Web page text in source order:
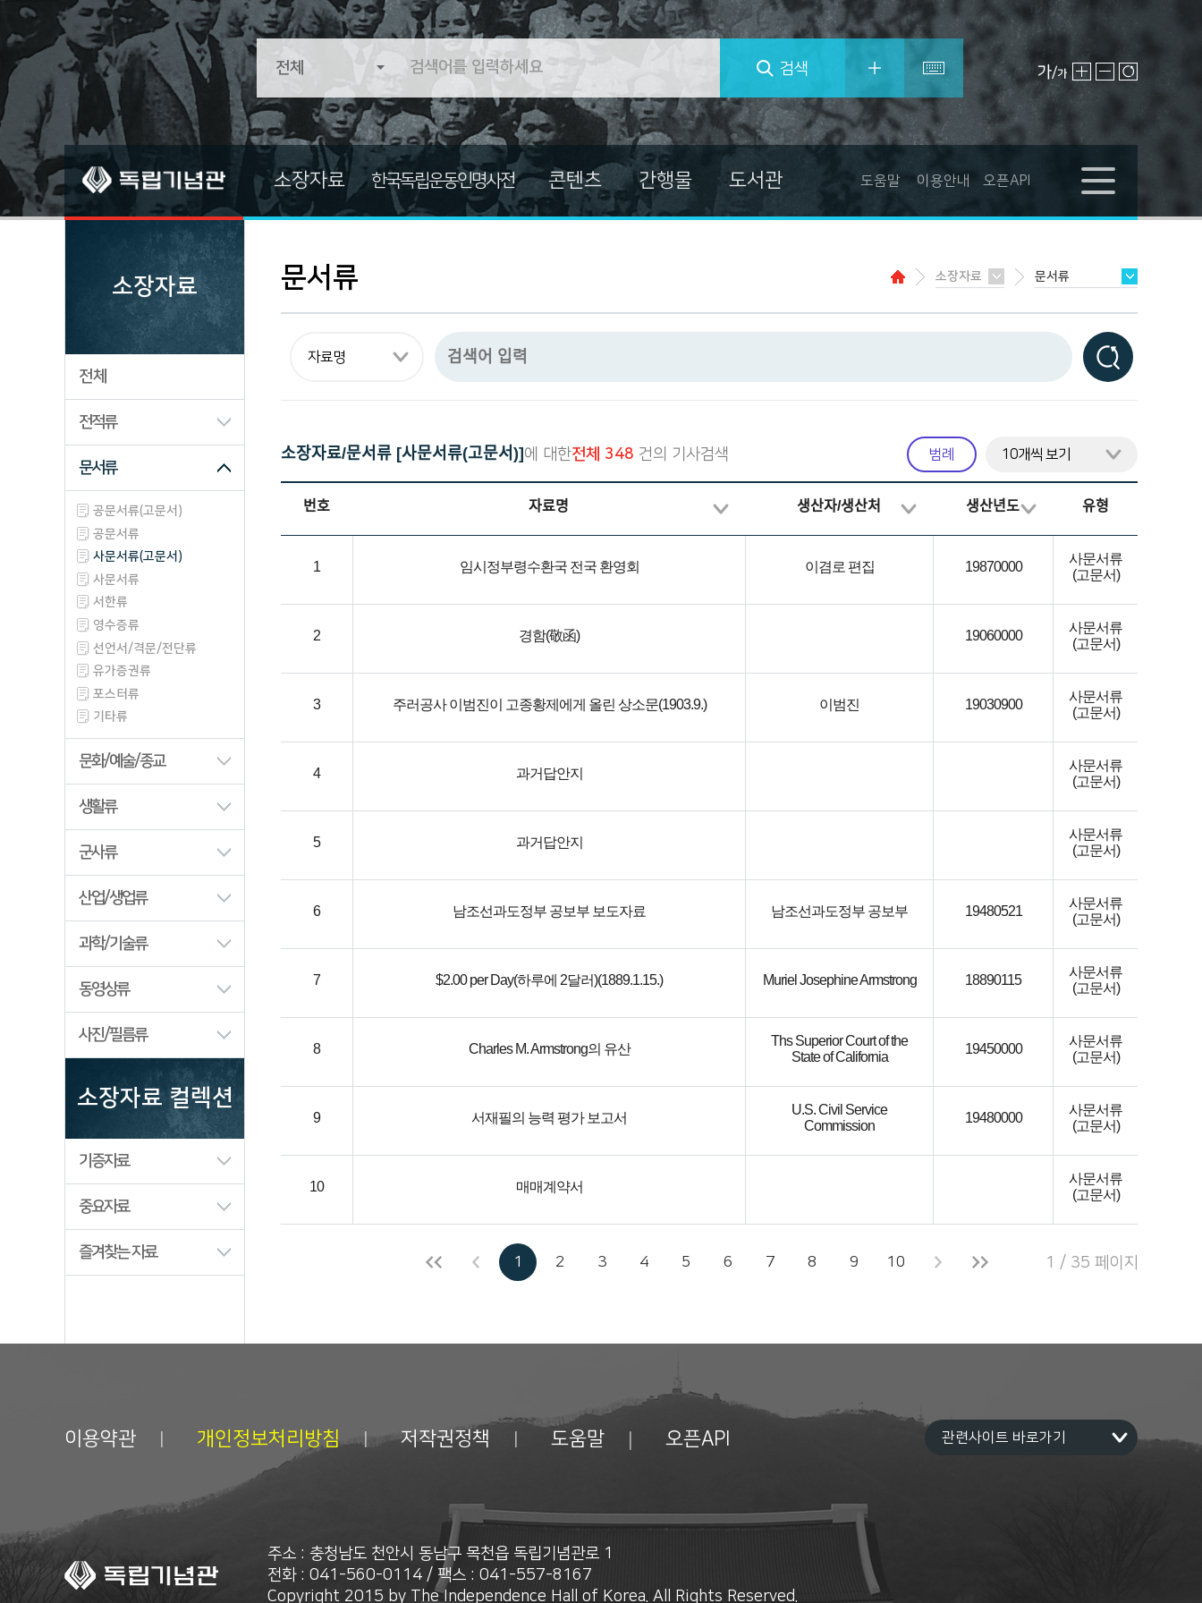
검색
소장자료
소장자료
문서류
문화/예술/종교
생활류
과학/기술류
사진/필름류
기증자료
한국독립운동인명사전 콘텐츠
미주흥사단
신문자료
의병자료
대한인국민회
간행물
발간자료총서
한국독립운동사 연구
도서관 도움말 이용안내 오픈API
소장자료
전체
전적류
문서류
공문서류(고문서)
공문서류
사문서류(고문서)
사문서류
서한류
영수증류
선언서/격문/전단류
유가증권류
포스터류
기타류
문화/예술/종교
생활류
군사류
산업/생업류
과학/기술류
동영상류
사진/필름류
소장자료 컬렉션
기증자료
중요자료
즐겨찾는 자료
문서류
소장자료/문서류 [사문서류(고문서)] 에 대한전체 348 건의 기사검색 범례
번호 자료명 생산자/생산처 생산년도 유형
1 임시정부령수환국 전국 환영회 이겸로 편집 19870000
사문서류
(고문서)
2 경함(敬函) 19060000
사문서류
(고문서)
3 주러공사 이범진이 고종황제에게 올린 상소문(1903.9.) 이범진 19030900
사문서류
(고문서)
4 과거답안지
사문서류
(고문서)
5 과거답안지
사문서류
(고문서)
6 남조선과도정부 공보부 보도자료 남조선과도정부 공보부 19480521
사문서류
(고문서)
7 $2.00 per Day(하루에 2달러)(1889.1.15.) Muriel Josephine Armstrong 18890115
사문서류
(고문서)
8 Charles M. Armstrong의 유산
Ths Superior Court of the
State of California
19450000
사문서류
(고문서)
9 서재필의 능력 평가 보고서
U.S. Civil Service
Commission
19480000
사문서류
(고문서)
10 매매계약서
사문서류
(고문서)
1 2 3 4 5 6 7 8 9 10 1 / 35 페이지
이용약관 개인정보처리방침 저작권정책 도움말 오픈API
주소 : 충청남도 천안시 동남구 목천읍 독립기념관로 1
전화 : 041-560-0114 / 팩스 : 041-557-8167
Copyright 2015 by The Independence Hall of Korea. All Rights Reserved.